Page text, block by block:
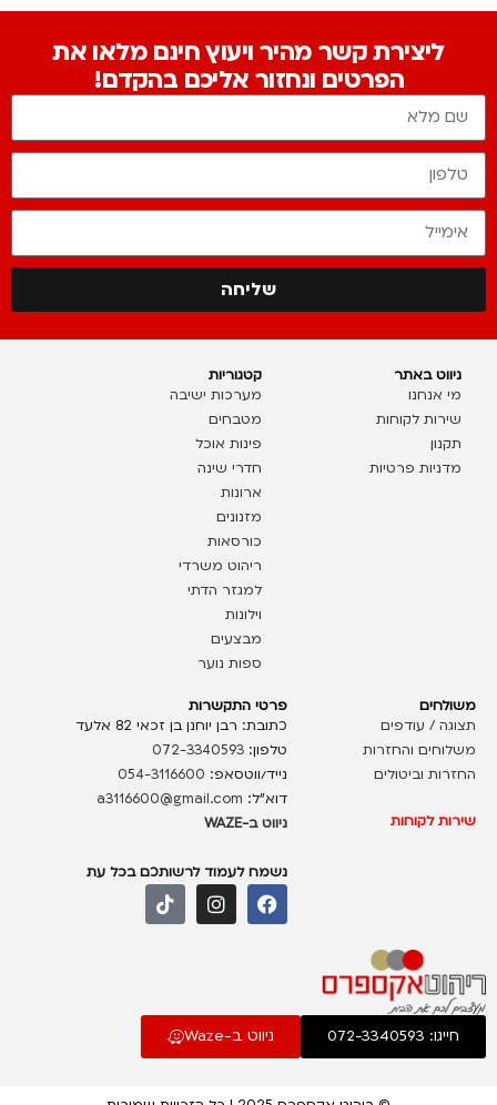
ליצירת קשר מהיר ויעוץ חינם מלאו את
הפרטים ונחזור אליכם בהקדם!
שליחה
ניווט באתר
מי אנחנו
שירות לקוחות
תקנון
מדניות פרטיות
קטגוריות
מערכות ישיבה
מטבחים
פינות אוכל
חדרי שינה
ארונות
מזנונים
כורסאות
ריהוט משרדי
למגזר הדתי
וילונות
מבצעים
ספות נוער
משולחים
תצוגה / עודפים
משלוחים והחזרות
החזרות וביטולים
שירות לקוחות
פרטי התקשרות
כתובת: רבן יוחנן בן זכאי 82 אלעד
טלפון:072-3340593
נייד/ווטסאפ: 054-3116600
דוא”ל: a3116600@gmail.com
ניווט ב-WAZE
נשמח לעמוד לרשותכם בכל עת
חייגו: 072-3340593 ניווט ב-Waze